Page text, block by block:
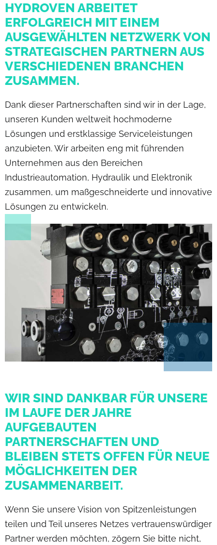
HYDROVEN ARBEITET
ERFOLGREICH MIT EINEM
AUSGEWÄHLTEN NETZWERK VON
STRATEGISCHEN PARTNERN AUS
VERSCHIEDENEN BRANCHEN
ZUSAMMEN.
Dank dieser Partnerschaften sind wir in der Lage,
unseren Kunden weltweit hochmoderne
Lösungen und erstklassige Serviceleistungen
anzubieten. Wir arbeiten eng mit führenden
Unternehmen aus den Bereichen
Industrieautomation, Hydraulik und Elektronik
zusammen, um maßgeschneiderte und innovative
Lösungen zu entwickeln.
WIR SIND DANKBAR FÜR UNSERE
IM LAUFE DER JAHRE
AUFGEBAUTEN
PARTNERSCHAFTEN UND
BLEIBEN STETS OFFEN FÜR NEUE
MÖGLICHKEITEN DER
ZUSAMMENARBEIT.
Wenn Sie unsere Vision von Spitzenleistungen
teilen und Teil unseres Netzes vertrauenswürdiger
Partner werden möchten, zögern Sie bitte nicht,